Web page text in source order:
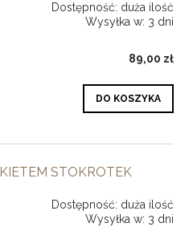
Dostępność: duża ilość
Wysyłka w: 3 dni
89,00 zł
DO KOSZYKA
STOKROTEK
Dostępność: duża ilość
Wysyłka w: 3 dni